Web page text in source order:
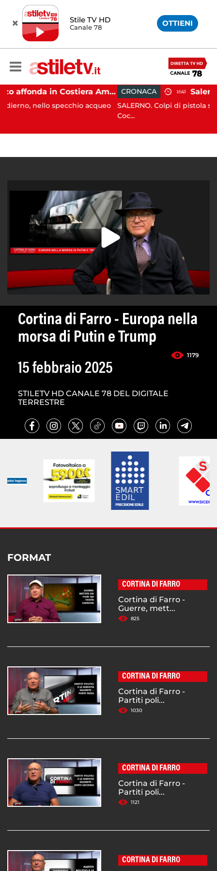
Stile TV HD
Canale 78 OTTIENI
Gozzo affonda in Costiera Amalfitana: occupanti soccorsi da altri natanti
specchio acqueo
CRONACA 16:43
SALERNO. Colpi di pistola sono stati
Cortina di Farro - Europa nella
morsa di Putin e Trump
1179
15 febbraio 2025
STILETV HD CANALE 78 DEL DIGITALE
TERRESTRE
FORMAT
CORTINA DI FARRO
Cortina di Farro -
Guerre, mett...
825
CORTINA DI FARRO
Cortina di Farro -
Partiti poli...
1030
CORTINA DI FARRO
Cortina di Farro -
Partiti poli...
1121
CORTINA DI FARRO